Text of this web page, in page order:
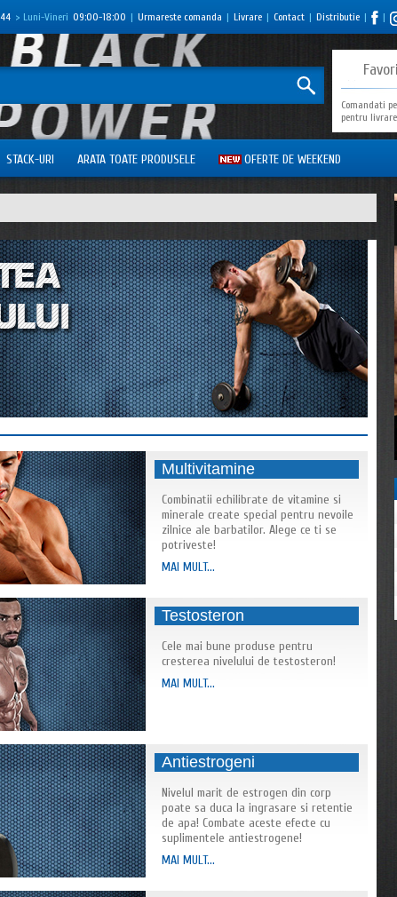
> Luni-Vineri 09:00-18:00 | Urmareste comanda | Livrare | Contact | Distributie | |
Comandati
pentru
STACK-URI ARATA TOATE PRODUSELE OFERTE DE WEEKEND
Multivitamine
Combinatii echilibrate de vitamine si
minerale create special pentru nevoile
zilnice ale barbatilor. Alege ce ti se
potriveste!
MAI MULT...
Testosteron
Cele mai bune produse pentru
cresterea nivelului de testosteron!
MAI MULT...
Antiestrogeni
Nivelul marit de estrogen din corp
poate sa duca la ingrasare si retentie
de apa! Combate aceste efecte cu
suplimentele antiestrogene!
MAI MULT...